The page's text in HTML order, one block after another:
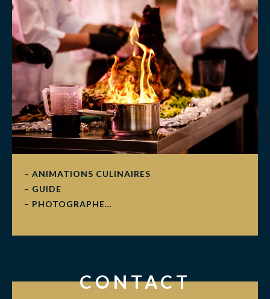
– ANIMATIONS CULINAIRES
– GUIDE
– PHOTOGRAPHE…
CONTACT